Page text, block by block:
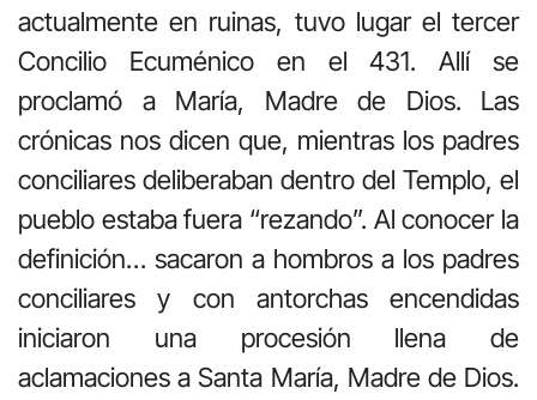
actualmente en ruinas, tuvo lugar el tercer
Concilio Ecuménico en el 431. Allí se
proclamó a María, Madre de Dios. Las
crónicas nos dicen que, mientras los padres
conciliares deliberaban dentro del Templo, el
pueblo estaba fuera “rezando”. Al conocer la
definición… sacaron a hombros a los padres
conciliares y con antorchas encendidas
iniciaron una procesión llena de
aclamaciones a Santa María, Madre de Dios.